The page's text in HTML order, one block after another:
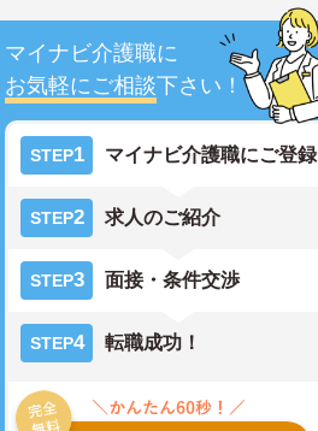
マイナビ介護職に
お気軽にご相談下さい！
STEP1 マイナビ介護職にご登録
STEP2 求人のご紹介
STEP3 面接・条件交渉
STEP4 転職成功！